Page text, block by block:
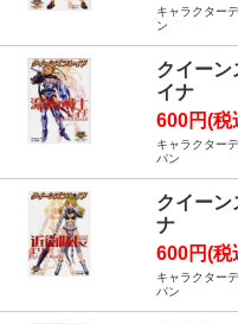
キャラクター
ン
クイーン
イナ
600円(税
キャラクター
パン
クイーン
ナ
600円(税
キャラクター
パン